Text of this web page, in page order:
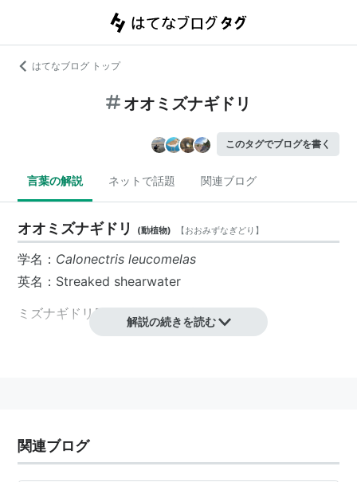
はてなブログ トップ
オオミズナギドリ
このタグでブログを書く
言葉の解説 ネットで話題 関連ブログ
オオミズナギドリ (動植物) 【おおみずなぎどり 】
学名： Calonectris leucomelas
英名：Streaked shearwater
ミズナギドリ目ミズナギドリ科
解説の続きを読む
関連ブログ